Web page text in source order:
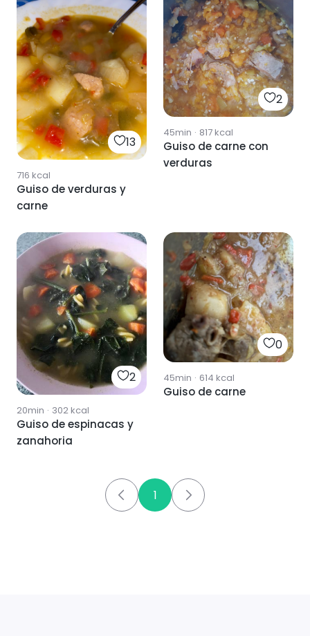
13
716 kcal
Guiso de verduras y
carne
2
45min · 817kcal
Guiso de carne con
verduras
2
20min · 302kcal
Guiso de espinacas y
zanahoria
0
45min · 614 kcal
Guiso de carne
1